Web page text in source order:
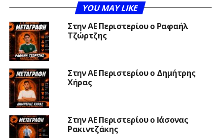
YOU MAY LIKE
Στην ΑΕ Περιστερίου ο Ραφαήλ
Τζώρτζης
Στην ΑΕ Περιστερίου ο Δημήτρης
Χήρας
Στην ΑΕ Περιστερίου ο Ιάσονας
Ρακιντζάκης